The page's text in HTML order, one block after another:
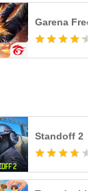
Garena Free
Standoff 2